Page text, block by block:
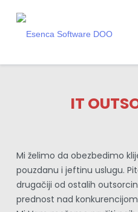
IT
Mi želimo da obezbedimo
pouzdanu i jeftinu uslugu.
drugačiji od ostalih
prednost nad